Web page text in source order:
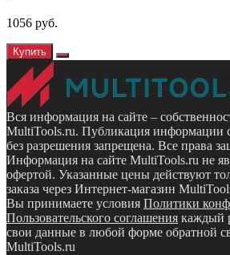
1056 руб.
Купить
Вся информация на сайте –
MultiTools.ru. Публикация информации
без разрешения запрещена. Все права
Информация на сайте MultiTools.ru не
офертой. Указанные цены действуют
заказа через Интернет-магазин
Вы принимаете условия Политики
Пользовательского соглашения каждый
свои данные в любой форме обратной
MultiTools.ru